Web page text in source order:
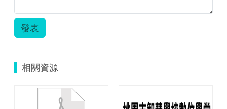
發表
相關資源